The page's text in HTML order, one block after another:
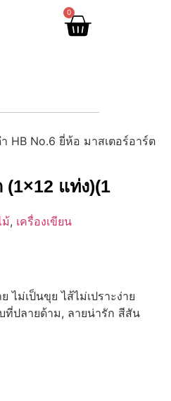
0
HB No.6 ยี่ห้อ มาสเตอร์อาร์ต
แท่ง)(1
ม้, เครื่องเขียน
ไม่เป็นขุย ไส้ไม่เปราะง่าย
ที่ปลายด้าม, ลายน่ารัก สีสัน